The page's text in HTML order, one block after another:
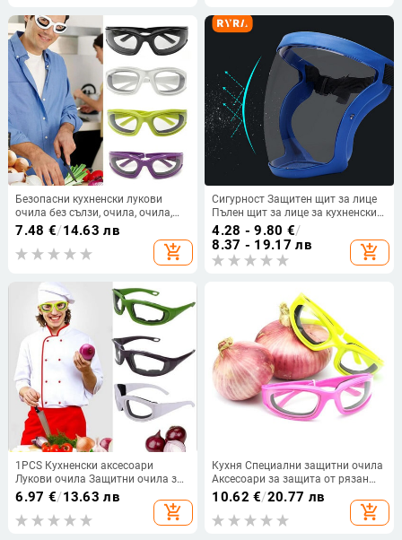
Безопасни кухненски лукови
очила без сълзи, очила, очила,
лук, кълцане, без сълзи,
протектор, кухненски
инструменти за готвене
7.48 €/14.63 лв
add_shopping_cart
Сигурност Защитен щит за лице
Пълен щит за лице за кухненски
инструменти Устойчив на пръски
масло езда/мотоциклет
Ветроустойчива маска за очила
4.28 - 9.80 €/
8.37 - 19.17 лв
add_shopping_cart
1PCS Кухненски аксесоари
Лукови очила Защитни очила за
барбекю Протектор за очи
Инструменти за готвене Dropship
6.97 €/13.63 лв
add_shopping_cart
Кухня Специални защитни очила
Аксесоари за защита от рязан
лук Пластмасови очила Очи за
готвене Инструменти Защита за
барбекю
10.62 €/20.77 лв
add_shopping_cart